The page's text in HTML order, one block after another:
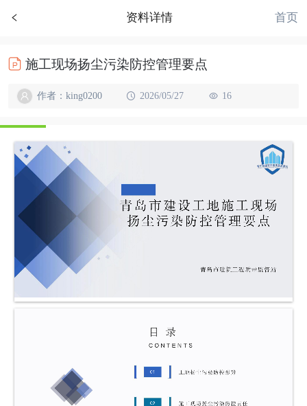
资料详情 首页
施工现场扬尘污染防控管理要点
作者：king0200 2026/05/27 16